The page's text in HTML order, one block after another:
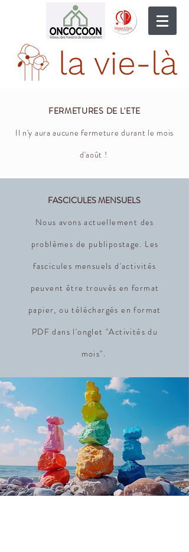
FERMETURES DE L'ETE
Il n'y aura aucune fermeture durant le mois
d'août !
FASCICULES MENSUELS
Nous avons actuellement des
problèmes de publipostage. Les
fascicules mensuels d'activités
peuvent être trouvés en format
papier, ou téléchargés en format
PDF dans l'onglet "Activités du
mois".